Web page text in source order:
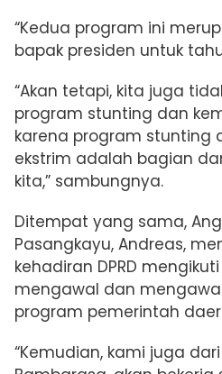
“Kedua program ini
bapak presiden untuk
“Akan tetapi, kita juga
program stunting dan
karena program stunting
ekstrim adalah bagian
kita,” sambungnya.
Ditempat yang sama,
Pasangkayu, Andreas,
kehadiran DPRD
mengawal dan
program pemerintah
“Kemudian, kami juga dari